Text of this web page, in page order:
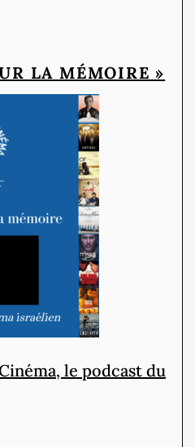
LA MÉMOIRE »
le podcast du